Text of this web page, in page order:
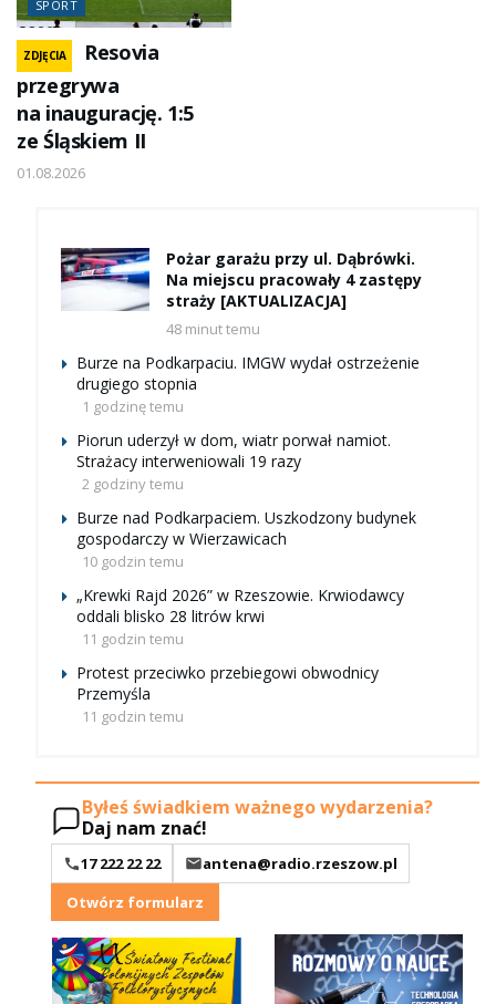
SPORT
ZDJĘCIA
Resovia
przegrywa
na inaugurację. 1:5
ze Śląskiem II
01.08.2026
Pożar garażu przy ul. Dąbrówki.
Na miejscu pracowały 4 zastępy
straży [AKTUALIZACJA]
48 minut temu
Burze na Podkarpaciu. IMGW wydał ostrzeżenie
drugiego stopnia
1 godzinę temu
Piorun uderzył w dom, wiatr porwał namiot.
Strażacy interweniowali 19 razy
2 godziny temu
Burze nad Podkarpaciem. Uszkodzony budynek
gospodarczy w Wierzawicach
10 godzin temu
„Krewki Rajd 2026” w Rzeszowie. Krwiodawcy
oddali blisko 28 litrów krwi
11 godzin temu
Protest przeciwko przebiegowi obwodnicy
Przemyśla
11 godzin temu
Byłeś świadkiem ważnego wydarzenia?
Daj nam znać!
17 222 22 22
antena@radio.rzeszow.pl
Otwórz formularz